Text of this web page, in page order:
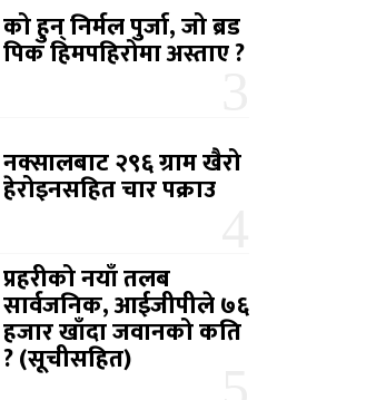
को हुन् निर्मल पुर्जा, जो ब्रड
पिक हिमपहिरोमा अस्ताए ?
नक्सालबाट २९६ ग्राम खैरो
हेरोइनसहित चार पक्राउ
प्रहरीको नयाँ तलब
सार्वजनिक, आईजीपीले ७६
हजार खाँदा जवानको कति
? (सूचीसहित)